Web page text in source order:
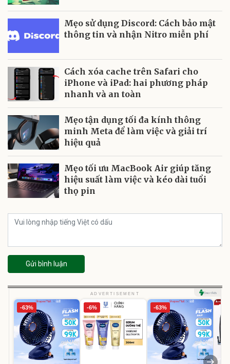
Mẹo sử dụng Discord: Cách bảo mật
thông tin và nhận Nitro miễn phí
Cách xóa cache trên Safari cho
iPhone và iPad: hai phương pháp
nhanh và an toàn
Mẹo tận dụng tối đa kính thông
minh Meta để làm việc và giải trí
hiệu quả
Mẹo tối ưu MacBook Air giúp tăng
hiệu suất làm việc và kéo dài tuổi
thọ pin
Gửi bình luận
ADVERTISEMENT
-63% -6% -63%